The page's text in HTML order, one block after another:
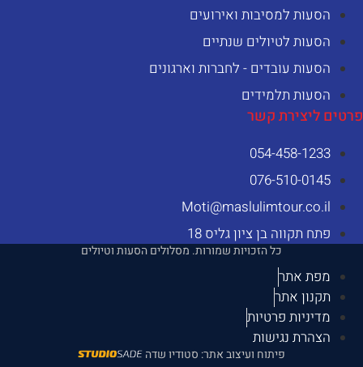
הסעות למסיבות ואירועים
הסעות לטיולים שנתיים
הסעות עובדים - לחברות וארגונים
הסעות תלמידים
ליצירת קשר
054-458-1233⁩
076-510-0145
Moti@maslulimtour.co.il
פתח תקווה בן ציון גליס 18
כל הזכויות שמורות. מסלולים הסעות וטיולים
מפת אתר
תקנון אתר
מדיניות פרטיות
הצהרת נגישות
פיתוח ועיצוב אתר: סטודיו שדה